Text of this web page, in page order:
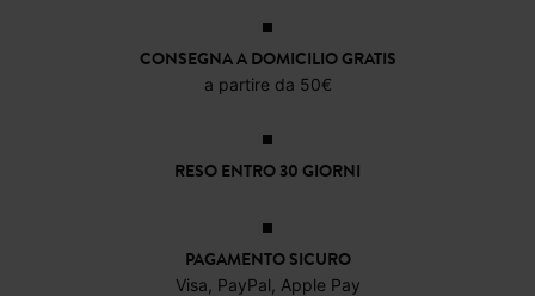
CONSEGNA A DOMICILIO GRATIS
a partire da 50€
RESO ENTRO 30 GIORNI
PAGAMENTO SICURO
Visa, PayPal, Apple Pay